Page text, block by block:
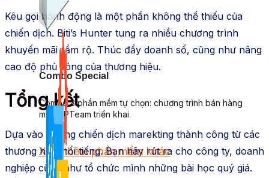
Combo Special
Combo 3 phần mềm tự chọn: chương trình bán hàng
mà ATPTeam triển khai.
Xem thêm phần mềm khác
Kêu gọi hành động là một phần không thể thiếu của
chiến dịch. Biti’s Hunter tung ra nhiều chương trình
khuyến mãi rầm rộ. Thúc đẩy doanh số, cũng như nâng
cao độ phủ sóng của thương hiệu.
Tổng kết
Dựa vào những chiến dịch marekting thành công từ các
thương hiệu nổi tiếng. Bạn hãy rút ra cho công ty, doanh
nghiệp cũng như tổ chức mình những bài học quý giá.